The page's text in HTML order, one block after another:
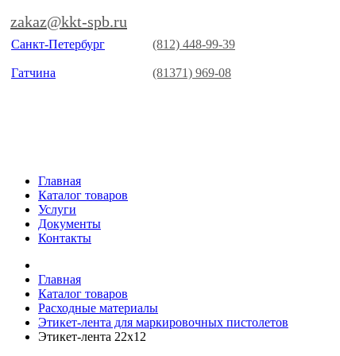
zakaz@kkt-spb.ru
Санкт-Петербург (812) 448-99-39
Гатчина (81371) 969-08
Главная
Каталог товаров
Услуги
Документы
Контакты
Главная
Каталог товаров
Расходные материалы
Этикет-лента для маркировочных пистолетов
Этикет-лента 22х12